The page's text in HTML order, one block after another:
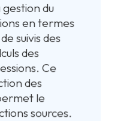
du
en termes
suivis des
des
Ce
des
le
sources.